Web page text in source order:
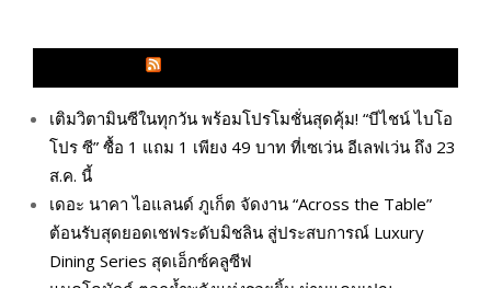
เติมวิตามินซีในทุกวัน พร้อมโปรโมชั่นสุดคุ้ม! “บีไชน์ ไบโอ
โปร ซี” ซื้อ 1 แถม 1 เพียง 49 บาท ที่เซเว่น อีเลฟเว่น ถึง 23
ส.ค. นี้
เดอะ นาคา ไอแลนด์ ภูเก็ต จัดงาน “Across the Table”
ต้อนรับสุดยอดเชฟระดับมิชลิน สู่ประสบการณ์ Luxury
Dining Series สุดเอ็กซ์คลูซีฟ